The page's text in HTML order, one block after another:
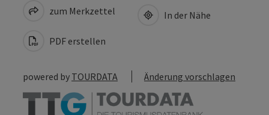
zum Merkzettel
PDF erstellen
In der Nähe
powered by TOURDATA Änderung vorschlagen